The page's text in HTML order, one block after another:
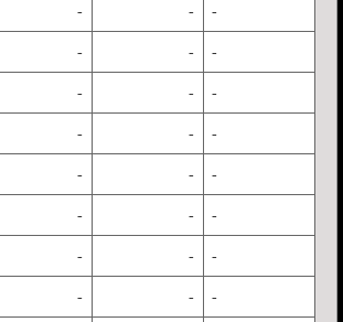
- - -
- - -
- - -
- - -
- - -
- - -
- - -
- - -